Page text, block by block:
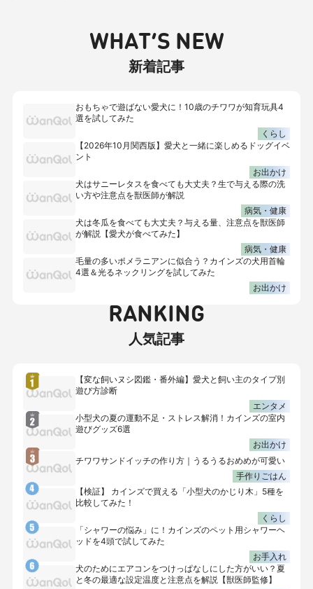
WHAT’S NEW
新着記事
おもちゃで遊ばない愛犬に！10歳のチワワが知育玩具4
選を試してみた
くらし
【2026年10月関西版】愛犬と一緒に楽しめるドッグイベ
ント
お出かけ
犬はサニーレタスを食べても大丈夫？生で与える際の洗
い方や注意点を獣医師が解説
病気・健康
犬は冬瓜を食べても大丈夫？与える量、注意点を獣医師
が解説【愛犬が食べてみた】
病気・健康
毛量の多いポメラニアンに似合う？カインズの犬用首輪
4選＆光るネックリングを試してみた
お出かけ
RANKING
人気記事
【変な飼いヌシ図鑑・番外編】愛犬と飼い主のタイプ別
遊び方診断
エンタメ
小型犬の夏の運動不足・ストレス解消！カインズの室内
遊びグッズ6選
お出かけ
チワワサンドイッチの作り方｜うるうるおめめが可愛い
手作りごはん
【検証】 カインズで買える「小型犬のかじり木」5種を
比較してみた！
くらし
「シャワーの悩み」に！カインズのペット用シャワーヘ
ッドを4頭で試してみた
お手入れ
犬のためにエアコンをつけっぱなしにした方がいい？夏
と冬の最適な設定温度と注意点を解説【獣医師監修】